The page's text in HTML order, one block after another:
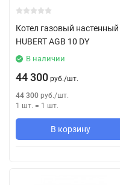
Котел газовый настенный
HUBERT AGB 10 DY
В наличии
44 300 руб./шт.
44 300 руб./шт.
1 шт. = 1 шт.
В корзину